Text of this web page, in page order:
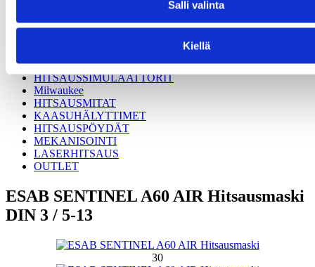
Salli valinta
Kiellä
VIRTAUSSÄÄTIMET
KÄYTETYT HITSAUSKONEET
HITSAUSIMURIT
HITSAUSSIMULAATTORIT
Milwaukee
HITSAUSMITAT
KAASUHÄLYTTIMET
HITSAUSPÖYDÄT
MEKANISOINTI
LASERHITSAUS
OUTLET
ESAB SENTINEL A60 AIR Hitsausmaski
DIN 3 / 5-13
30